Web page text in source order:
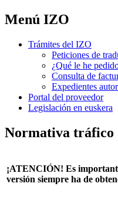
Menú IZO
Trámites del IZO
Peticiones de
¿Qué le he
Consulta de
Expedientes
Portal del proveedor
Legislación en euskera
Normativa tráfico
¡ATENCIÓN! Es
versión siempre ha de